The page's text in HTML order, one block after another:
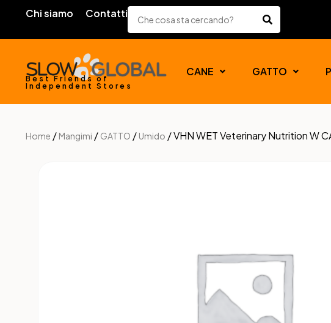
Chi siamo Contatti
Best Friends of
Independent Stores
CANE GATTO
Home / Mangimi / GATTO / Umido / VHN WET Veterinary Nutrition W